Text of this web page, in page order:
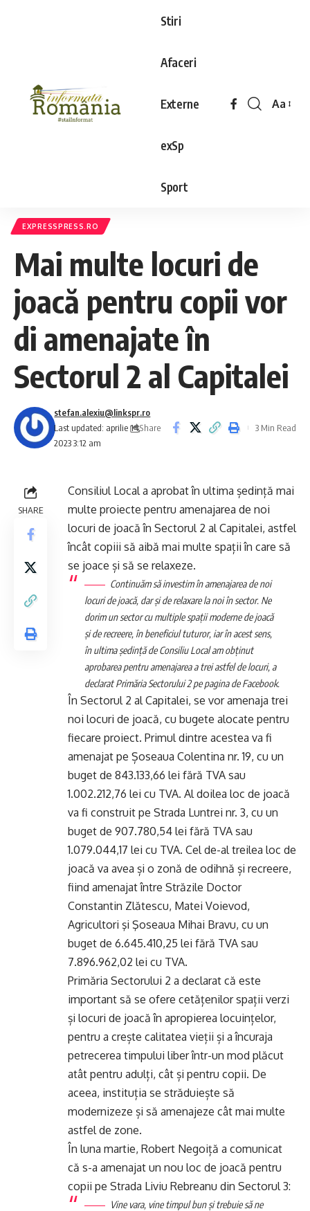
Stiri
Afaceri
Externe
exSp
Sport
Aa
EXPRESSPRESS.RO
Mai multe locuri de
joacă pentru copii vor
di amenajate în
Sectorul 2 al Capitalei
Last updated: aprilie 14,
2023 3:12 am
stefan.alexiu@linkspr.ro
Share
3 Min Read
SHARE
Consiliul Local a aprobat în ultima ședință mai
multe proiecte pentru amenajarea de noi
locuri de joacă în Sectorul 2 al Capitalei, astfel
încât copiii să aibă mai multe spații în care să
se joace și să se relaxeze.
Continuăm să investim în amenajarea de noi
locuri de joacă, dar şi de relaxare la noi în sector. Ne
dorim un sector cu multiple spaţii moderne de joacă
şi de recreere, în beneficiul tuturor, iar în acest sens,
în ultima şedinţă de Consiliu Local am obţinut
aprobarea pentru amenajarea a trei astfel de locuri, a
declaratPrimăria Sectorului 2pe pagina de Facebook.
În Sectorul 2 al Capitalei, se vor amenaja trei
noi locuri de joacă, cu bugete alocate pentru
fiecare proiect. Primul dintre acestea va fi
amenajat pe Șoseaua Colentina nr. 19, cu un
buget de 843.133,66 lei fără TVA sau
1.002.212,76 lei cu TVA. Al doilea loc de joacă
va fi construit pe Strada Luntrei nr. 3, cu un
buget de 907.780,54 lei fără TVA sau
1.079.044,17 lei cu TVA. Cel de-al treilea loc de
joacă va avea și o zonă de odihnă și recreere,
fiind amenajat între Străzile Doctor
Constantin Zlătescu, Matei Voievod,
Agricultori şi Şoseaua Mihai Bravu, cu un
buget de 6.645.410,25 lei fără TVA sau
7.896.962,02 lei cu TVA.
Primăria Sectorului 2 a declarat că este
important să se ofere cetățenilor spații verzi
și locuri de joacă în apropierea locuințelor,
pentru a crește calitatea vieții și a încuraja
petrecerea timpului liber într-un mod plăcut
atât pentru adulți, cât și pentru copii. De
aceea, instituția se străduiește să
modernizeze și să amenajeze cât mai multe
astfel de zone.
În luna martie, Robert Negoiță a comunicat
că s-a amenajat un nou loc de joacă pentru
copii pe Strada Liviu Rebreanu din Sectorul 3:
Vine vara, vine timpul bun și trebuie să ne